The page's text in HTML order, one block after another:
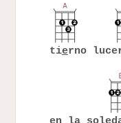
tierno